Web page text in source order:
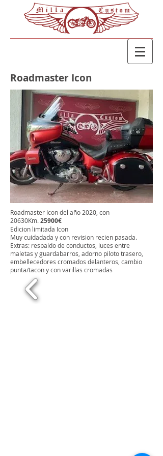
Roadmaster Icon
Roadmaster Icon del año 2020, con
20630Km. 25900€
Edicion limitada Icon
Muy cuidadada y con revision recien pasada.
Extras: respaldo de conductos, luces entre
maletas y guardabarros, adorno piloto trasero,
embellecedores cromados delanteros, cambio
punta/tacon y con varillas cromadas